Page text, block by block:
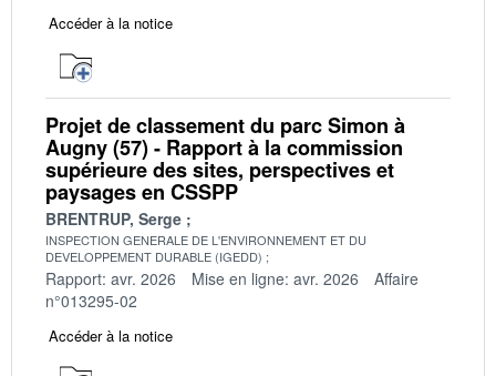
Accéder à la notice
Projet de classement du parc Simon à
Augny (57) - Rapport à la commission
supérieure des sites, perspectives et
paysages en CSSPP
BRENTRUP, Serge
INSPECTION GENERALE DE L'ENVIRONNEMENT ET DU
DEVELOPPEMENT DURABLE (IGEDD)
Rapport: avr. 2026 Mise en ligne: avr. 2026
Affaire
n°013295-02
Accéder à la notice